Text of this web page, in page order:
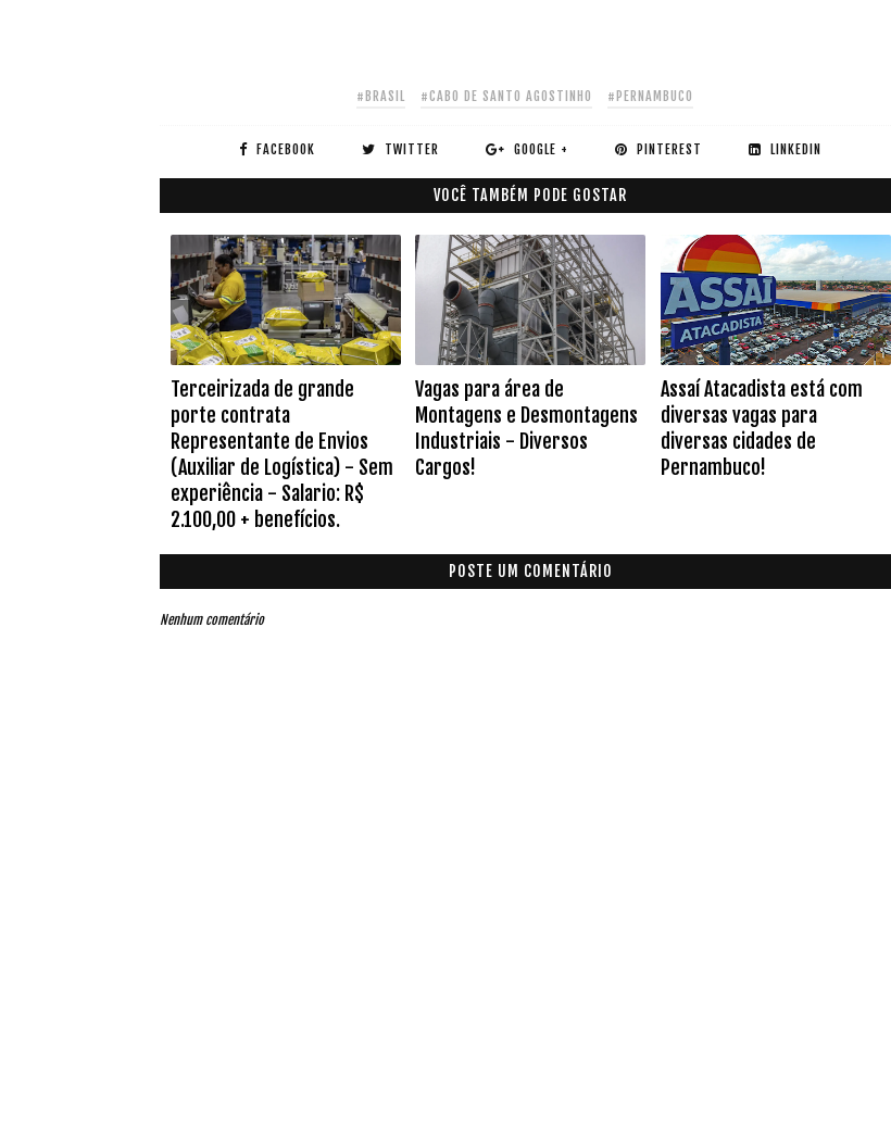
#BRASIL #CABO DE SANTO AGOSTINHO #PERNAMBUCO
FACEBOOK TWITTER GOOGLE + PINTEREST LINKEDIN
VOCÊ TAMBÉM PODE GOSTAR
Terceirizada de grande
porte contrata
Representante de Envios
(Auxiliar de Logística) - Sem
experiência - Salario: R$
2.100,00 + benefícios.
Vagas para área de
Montagens e Desmontagens
Industriais - Diversos
Cargos!
Assaí Atacadista está com
diversas vagas para
diversas cidades de
Pernambuco!
POSTE UM COMENTÁRIO
Nenhum comentário